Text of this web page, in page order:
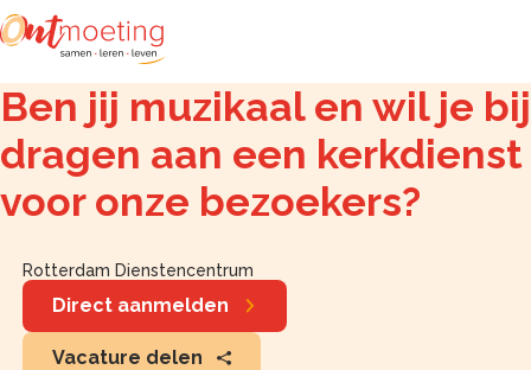
Zoeken
Ben jij muzikaal en wil je bij
dragen aan een kerkdienst
voor onze bezoekers?
Rotterdam Dienstencentrum
Direct aanmelden
Vacature delen